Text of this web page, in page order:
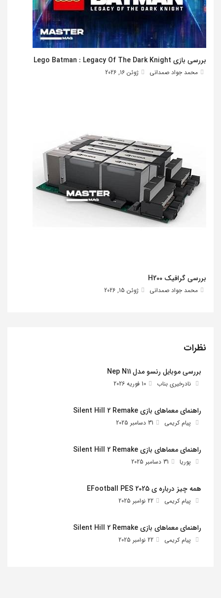
بررسی بازی Lego Batman : Legacy Of The Dark Knight
محمد جواد صمدانی ژوئن 16, 2026
بررسی گرافیک H200
محمد جواد صمدانی ژوئن 15, 2026
نظرات
بررسی موبایل رنسو مدل Nep N11
نادرخیری بناب 10 فوریه 2026
راهنمای معماهای بازی Silent Hill 2 Remake
پیام کریمی 31 دسامبر 2025
راهنمای معماهای بازی Silent Hill 2 Remake
پوریا 31 دسامبر 2025
همه چیز درباره ی EFootball PES 2025
پیام کریمی 22 نوامبر 2025
راهنمای معماهای بازی Silent Hill 2 Remake
پیام کریمی 22 نوامبر 2025